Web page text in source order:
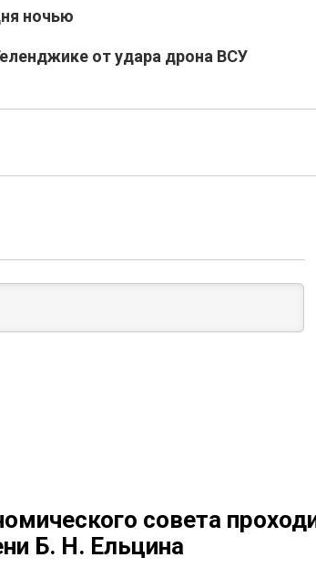
ночью
от удара дрона ВСУ
совета
Б. Н. Ельцина